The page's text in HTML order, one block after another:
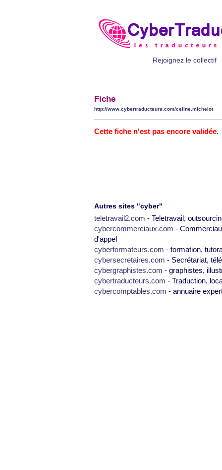
Rejoignez le collectif
Fiche
http://www.cybertraducteurs.com/celine.michelot
Cette fiche n'est pas encore validée.
Autres sites "cyber"
teletravail2.com - Teletravail,
cybercommerciaux.com -
d'appel
cyberformateurs.com - formation,
cybersecretaires.com - Secrétariat,
cybergraphistes.com - graphistes,
cybertraducteurs.com - Traduction,
cybercomptables.com - annuaire